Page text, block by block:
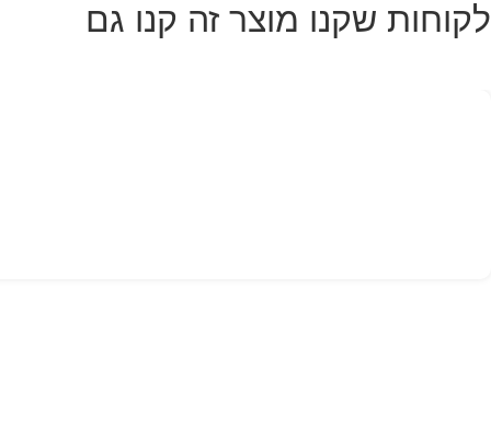
לקוחות שקנו מוצר זה קנו גם